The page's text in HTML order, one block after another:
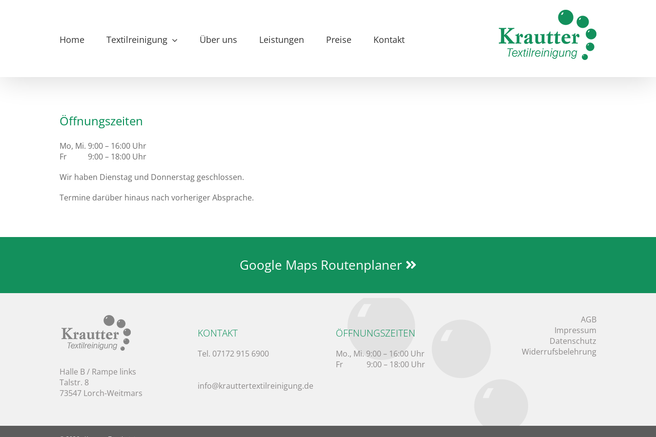
Home Textilreinigung Über uns Leistungen Preise Kontakt
Öffnungszeiten
Mo, Mi. 9:00 – 16:00 Uhr
Fr
9:00 – 18:00 Uhr
Wir haben Dienstag und Donnerstag geschlossen.
Termine darüber hinaus nach vorheriger Absprache.
Google Maps Routenplaner
Halle B / Rampe links
Talstr. 8
73547 Lorch-Weitmars
KONTAKT
Tel. 07172 915 6900
info@krauttertextilreinigung.de
ÖFFNUNGSZEITEN
Mo., Mi. 9:00 – 16:00 Uhr
Fr
9:00 – 18:00 Uhr
AGB
Impressum
Datenschutz
Widerrufsbelehrung